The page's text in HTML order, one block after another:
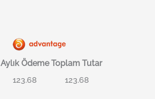
Aylık Ödeme Toplam Tutar
123.68 123.68